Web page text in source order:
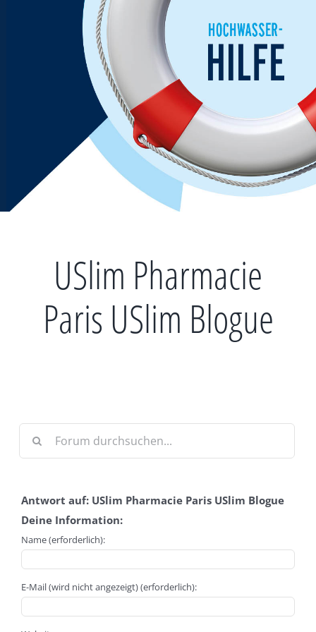
USlim Pharmacie
Paris USlim Blogue
Antwort auf: USlim Pharmacie Paris USlim Blogue
Deine Information:
Name (erforderlich):
E-Mail (wird nicht angezeigt) (erforderlich):